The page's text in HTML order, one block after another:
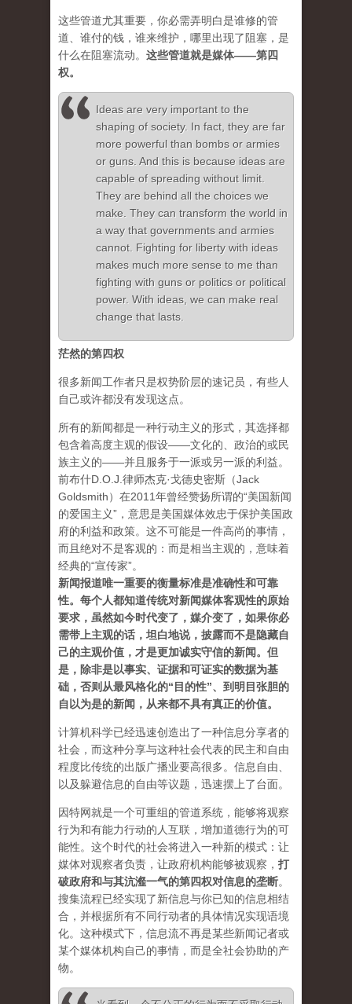
这些管道尤其重要，你必需弄明白是谁修的管
道、谁付的钱，谁来维护，哪里出现了阻塞，是
什么在阻塞流动。 这些管道就是媒体——第四
权。
Ideas are very important to the
shaping of society. In fact, they are far
more powerful than bombs or armies
or guns. And this is because ideas are
capable of spreading without limit.
They are behind all the choices we
make. They can transform the world in
a way that governments and armies
cannot. Fighting for liberty with ideas
makes much more sense to me than
fighting with guns or politics or political
power. With ideas, we can make real
change that lasts.
茫然的第四权
很多新闻工作者只是权势阶层的速记员，有些人
自己或许都没有发现这点。
所有的新闻都是一种行动主义的形式，其选择都
包含着高度主观的假设——文化的、政治的或民
族主义的——并且服务于一派或另一派的利益。
前布什D.O.J.律师杰克·戈德史密斯（Jack
Goldsmith）在2011年曾经赞扬所谓的“美国新闻
的爱国主义”，意思是美国媒体效忠于保护美国政
府的利益和政策。这不可能是一件高尚的事情，
而且绝对不是客观的：而是相当主观的，意味着
经典的“宣传家”。
新闻报道唯一重要的衡量标准是准确性和可靠
性。每个人都知道传统对新闻媒体客观性的原始
要求，虽然如今时代变了，媒介变了，如果你必
需带上主观的话，坦白地说，披露而不是隐藏自
己的主观价值，才是更加诚实守信的新闻。但
是，除非是以事实、证据和可证实的数据为基
础，否则从最风格化的“目的性”、到明目张胆的
自以为是的新闻，从来都不具有真正的价值。
计算机科学已经迅速创造出了一种信息分享者的
社会，而这种分享与这种社会代表的民主和自由
程度比传统的出版广播业要高很多。信息自由、
以及躲避信息的自由等议题，迅速摆上了台面。
因特网就是一个可重组的管道系统，能够将观察
行为和有能力行动的人互联，增加道德行为的可
能性。这个时代的社会将进入一种新的模式：让
媒体对观察者负责，让政府机构能够被观察， 打
破政府和与其沆瀣一气的第四权对信息的垄断。
搜集流程已经实现了新信息与你已知的信息相结
合，并根据所有不同行动者的具体情况实现语境
化。这种模式下，信息流不再是某些新闻记者或
某个媒体机构自己的事情，而是全社会协助的产
物。